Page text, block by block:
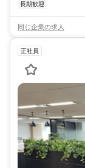
長期歓迎
同じ企業の求人
正社員